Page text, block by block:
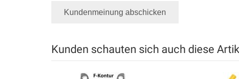
Kundenmeinung abschicken
Kunden schauten sich auch diese